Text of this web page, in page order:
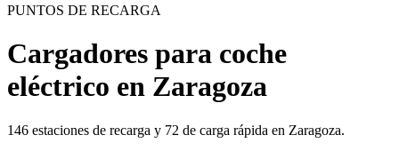
PUNTOS DE RECARGA
Cargadores para coche
eléctrico en Zaragoza
146 estaciones de recarga y 72 de carga rápida en Zaragoza.